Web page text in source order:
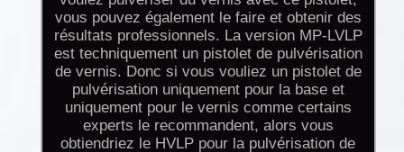
vous pouvez également le faire et obtenir des
résultats professionnels. La version MP-LVLP
est techniquement un pistolet de pulvérisation
de vernis. Donc si vous vouliez un pistolet de
pulvérisation uniquement pour la base et
uniquement pour le vernis comme certains
experts le recommandent, alors vous
obtiendriez le HVLP pour la pulvérisation de